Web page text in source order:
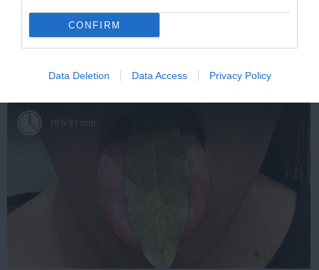
CONFIRM
Data Deletion Data Access Privacy Policy
Body
10 h 31 min